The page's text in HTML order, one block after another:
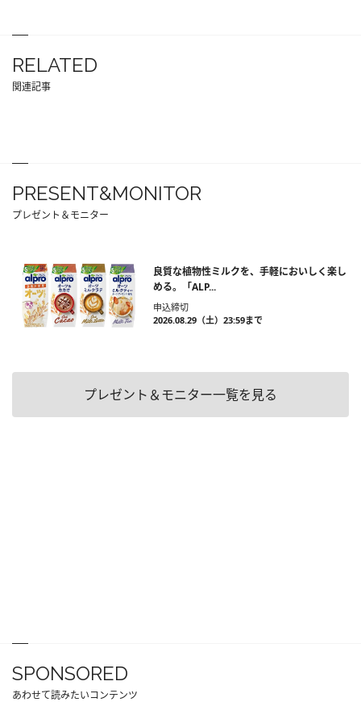
RELATED
関連記事
PRESENT&MONITOR
プレゼント＆モニター
良質な植物性ミルクを、手軽においしく楽し
める。「ALP...
申込締切
2026.08.29（土）23:59まで
プレゼント＆モニター一覧を見る
SPONSORED
あわせて読みたいコンテンツ